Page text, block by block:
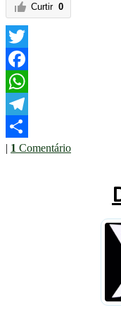
Curtir 0
Twitter
Facebook
WhatsApp
Telegram
Share
| 1 Comentário